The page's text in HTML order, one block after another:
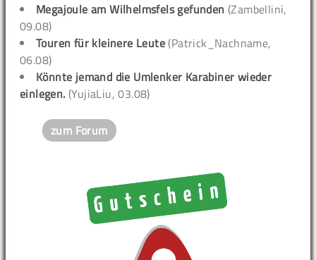
Megajoule am Wilhelmsfels gefunden (Zambellini,
09.08)
Touren für kleinere Leute (Patrick_Nachname,
06.08)
Könnte jemand die Umlenker Karabiner wieder
einlegen. (YujiaLiu, 03.08)
zum Forum